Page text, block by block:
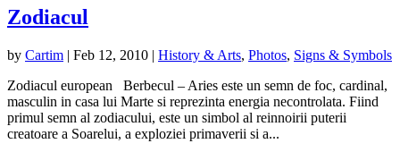
Zodiacul
by Cartim | Feb 12, 2010 | History & Arts, Photos, Signs & Symbols
Zodiacul european Berbecul – Aries este un semn de foc, cardinal,
masculin in casa lui Marte si reprezinta energia necontrolata. Fiind
primul semn al zodiacului, este un simbol al reinnoirii puterii
creatoare a Soarelui, a exploziei primaverii si a...